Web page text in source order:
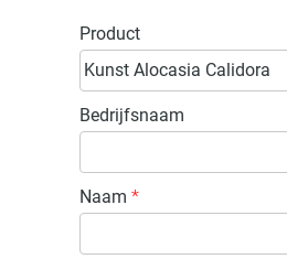
Product
Bedrijfsnaam
Naam *